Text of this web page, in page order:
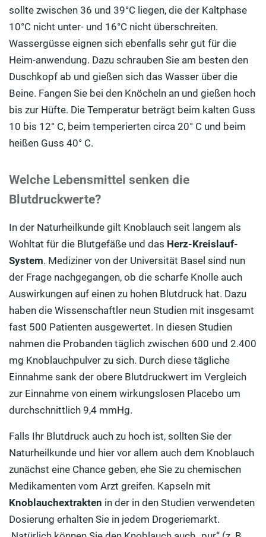
sollte zwischen 36 und 39°C liegen, die der Kaltphase
10°C nicht unter- und 16°C nicht überschreiten.
Wassergüsse eignen sich ebenfalls sehr gut für die
Heim-anwendung. Dazu schrauben Sie am besten den
Duschkopf ab und gießen sich das Wasser über die
Beine. Fangen Sie bei den Knöcheln an und gießen hoch
bis zur Hüfte. Die Temperatur beträgt beim kalten Guss
10 bis 12° C, beim temperierten circa 20° C und beim
heißen Guss 40° C.
Welche Lebensmittel senken die
Blutdruckwerte?
In der Naturheilkunde gilt Knoblauch seit langem als
Wohltat für die Blutgefäße und das Herz-Kreislauf-
System. Mediziner von der Universität Basel sind nun
der Frage nachgegangen, ob die scharfe Knolle auch
Auswirkungen auf einen zu hohen Blutdruck hat. Dazu
haben die Wissenschaftler neun Studien mit insgesamt
fast 500 Patienten ausgewertet. In diesen Studien
nahmen die Probanden täglich zwischen 600 und 2.400
mg Knoblauchpulver zu sich. Durch diese tägliche
Einnahme sank der obere Blutdruckwert im Vergleich
zur Einnahme von einem wirkungslosen Placebo um
durchschnittlich 9,4 mmHg.
Falls Ihr Blutdruck auch zu hoch ist, sollten Sie der
Naturheilkunde und hier vor allem auch dem Knoblauch
zunächst eine Chance geben, ehe Sie zu chemischen
Medikamenten vom Arzt greifen. Kapseln mit
Knoblauchextrakten in der in den Studien verwendeten
Dosierung erhalten Sie in jedem Drogeriemarkt.